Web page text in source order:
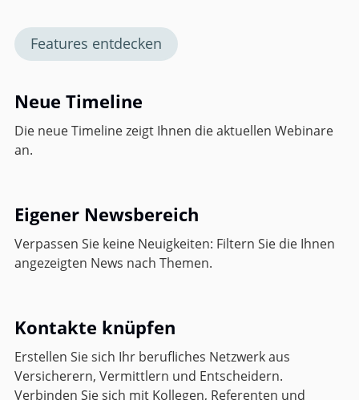
Features entdecken
Neue Timeline
Die neue Timeline zeigt Ihnen die aktuellen Webinare
an.
Eigener Newsbereich
Verpassen Sie keine Neuigkeiten: Filtern Sie die Ihnen
angezeigten News nach Themen.
Kontakte knüpfen
Erstellen Sie sich Ihr berufliches Netzwerk aus
Versicherern, Vermittlern und Entscheidern.
Verbinden Sie sich mit Kollegen, Referenten und